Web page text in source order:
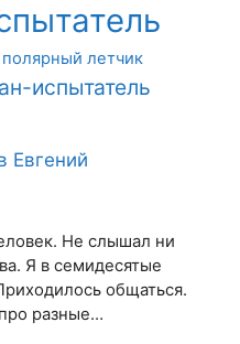
полярный летчик
испытатель
Евгений
Не слышал ни
Я в семидесятые
общаться.
разные…